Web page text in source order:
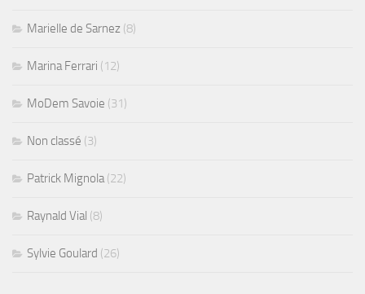
Marielle de Sarnez (8)
Marina Ferrari (12)
MoDem Savoie (31)
Non classé (3)
Patrick Mignola(22)
Raynald Vial (8)
Sylvie Goulard (26)